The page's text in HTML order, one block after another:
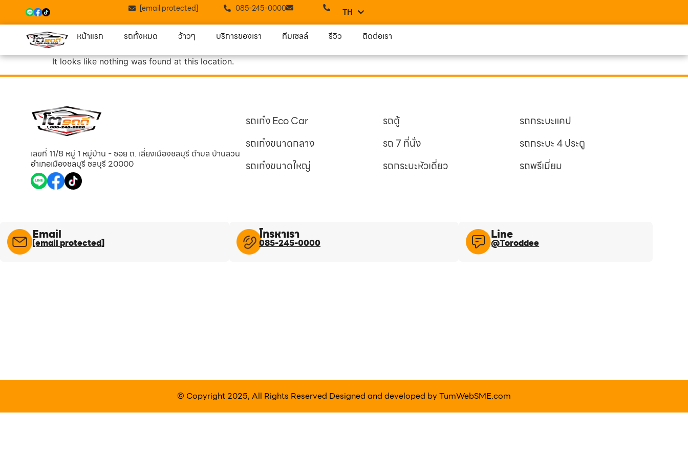
[email protected] 085-245-0000 TH
EN
หน้าแรก รถทั้งหมด ว้าวๆ บริการของเรา ทีมเซลล์ รีวิว ติดต่อเรา
It looks like nothing was found at this location.
เลขที่ 11/8 หมู่ 1 หมู่บ้าน - ซอย ถ. เลี่ยงเมืองชลบุรี ตำบล บ้านสวน
อำเภอเมืองชลบุรี ชลบุรี 20000
รถเก๋ง Eco Car
รถเก๋งขนาดกลาง
รถเก๋งขนาดใหญ่
รถตู้
รถ 7 ที่นั่ง
รถกระบะหัวเดี่ยว
รถกระบะแคป
รถกระบะ 4 ประตู
รถพรีเมี่ยม
Email
[email protected]
โทรหาเรา
085-245-0000
Line​
@Toroddee​
© Copyright 2025, All Rights Reserved Designed and developed by TumWebSME.com